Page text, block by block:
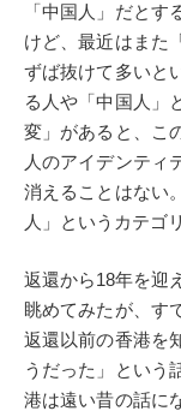
「中国人」だと
けど、最近はまた
ずば抜けて多いと
る人や「中国人」
変」があると、こ
人のアイデンティ
消えることはない
人」というカテゴ
返還から18年を迎
眺めてみたが、す
返還以前の香港を
うだった」という
港は遠い昔の話に